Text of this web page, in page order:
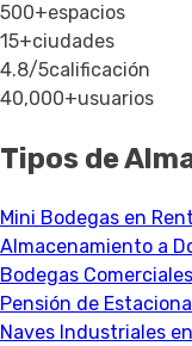
500+espacios
15+ciudades
4.8/5calificación
40,000+usuarios
Tipos de
Mini Bodegas en
Almacenamiento a
Bodegas
Pensión de
Naves Industriales